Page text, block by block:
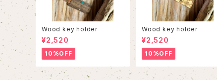
Wood key holder
¥2,520
10%OFF
Wood key holder
¥2,520
10%OFF